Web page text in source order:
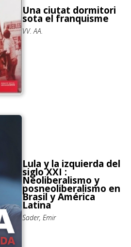
Una ciutat dormitori
sota el franquisme
VV. AA.
Lula y la izquierda del
siglo XXI :
Neoliberalismo y
posneoliberalismo en
Brasil y América
Latina
Sader, Emir